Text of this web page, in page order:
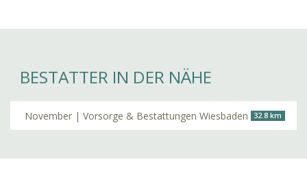
BESTATTER IN DER NÄHE
November | Vorsorge & Bestattungen Wiesbaden 32.8 km